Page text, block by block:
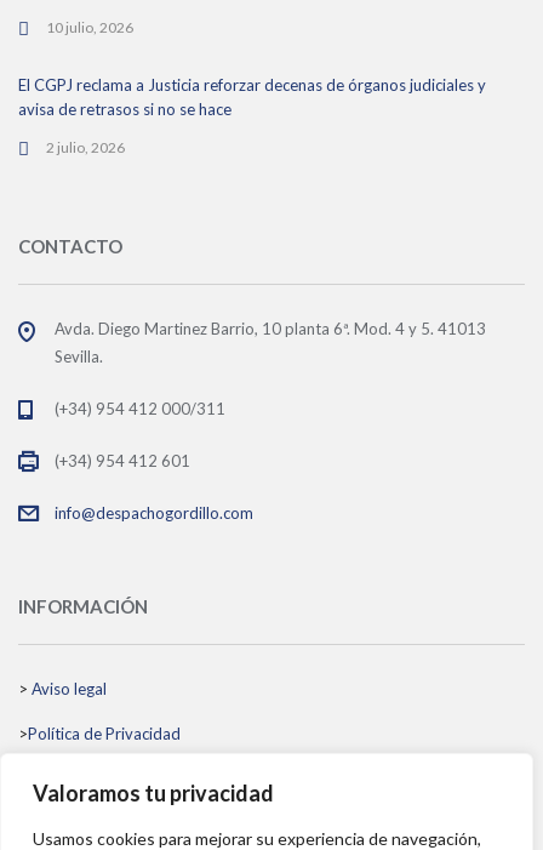
Valoramos tu privacidad
Usamos cookies para mejorar su experiencia de navegación,
10 julio, 2026
El CGPJ reclama a Justicia reforzar decenas de órganos judiciales y
avisa de retrasos si no se hace
2 julio, 2026
CONTACTO
Avda. Diego Martinez Barrio, 10 planta 6ª. Mod. 4 y 5. 41013
Sevilla.
(+34) 954 412 000/311
(+34) 954 412 601
info@despachogordillo.com
INFORMACIÓN
> Aviso legal
>Política de Privacidad